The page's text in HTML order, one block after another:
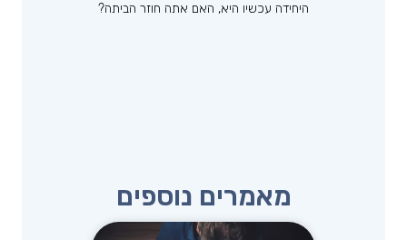
היחידה עכשיו היא, האם אתה חוזר הביתה?
מאמרים נוספים